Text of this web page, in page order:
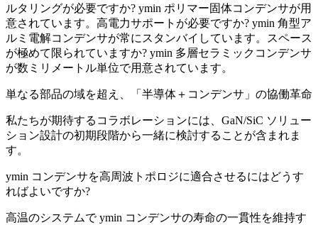
ルタリングが必要ですか? ymin ポリマー固体コンデンサが用
意されています。高電力サポートが必要ですか? ymin 角型ア
ルミ電解コンデンサが常にスタンバイしています。スペース
が極めて限られていますか? ymin 多層セラミックコンデンサ
が数ミリメートル単位で用意されています。
単なる部品の域を超え、「半導体＋コンデンサ」の協働革命
私たちが期待するコラボレーションには、GaN/SiC ソリュー
ション設計の初期段階から一緒に検討することが含まれま
す。
ymin コンデンサを高周波トポロジに適合させるにはどうす
ればよいですか?
高温のシステムで ymin コンデンサの寿命の一貫性を維持す